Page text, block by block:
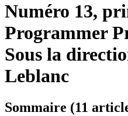
Numéro 13,
Programmer
Sous la
Leblanc
Sommaire (11